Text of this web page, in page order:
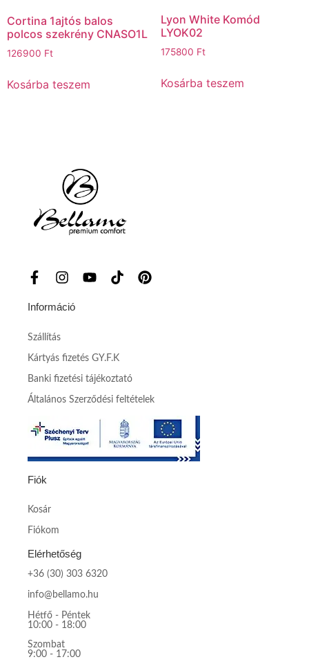
Cortina 1ajtós balos
polcos szekrény CNASO1L
126900 Ft
Kosárba teszem
Lyon White Komód
LYOK02
175800 Ft
Kosárba teszem
Információ
Szállítás
Kártyás fizetés GY.F.K
Banki fizetési tájékoztató
Általános Szerződési feltételek
Fiók
Kosár
Fiókom
Elérhetőség
+36 (30) 303 6320
info@bellamo.hu
Hétfő - Péntek
10:00 - 18:00
Szombat
9:00 - 17:00